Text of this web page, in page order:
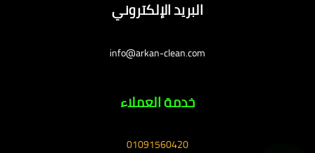
البريد الإلكتروني
info@arkan-clean.com
خدمة العملاء
01091560420